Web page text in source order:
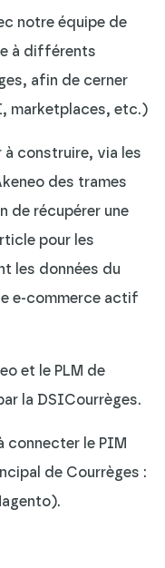
notre équipe de
à différents
afin de cerner
marketplaces, etc.)
à construire, via les
des trames
de récupérer une
pour les
les données du
e-commerce actif
et le PLM de
la DSICourrèges.
connecter le PIM
de Courrèges :